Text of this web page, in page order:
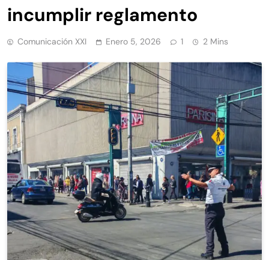
incumplir reglamento
Comunicación XXI Enero 5, 2026 1 2 Mins